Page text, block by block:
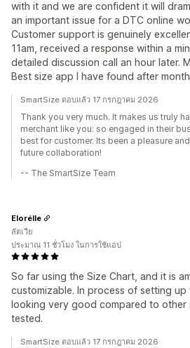
with it and we are confident it will
an important issue for a DTC online
Customer support is genuinely
11am, received a response within a
detailed discussion call an hour later.
Best size app I have found after
SmartSize ตอบแล้ว 17 กรกฎาคม 2026
Thank you very much. It makes us truly
merchant like you: so engaged in their
best for customer. Its been a pleasure
future collaboration!
-- The SmartSize Team
So far using the Size Chart, and it is
customizable. In process of setting
looking very good compared to other
tested.
Elorélle
ลัตเวีย
ประมาณ 11 ชั่วโมง ในการใช้แอป
SmartSize ตอบแล้ว 17 กรกฎาคม 2026